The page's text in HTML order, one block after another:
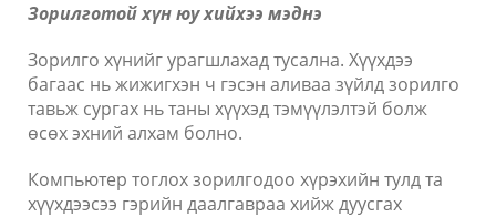
Зорилготой хүн юу хийхээ мэднэ
Зорилго хүнийг урагшлахад тусална. Хүүхдээ
багаас нь жижигхэн ч гэсэн аливаа зүйлд зорилго
тавьж сургах нь таны хүүхэд тэмүүлэлтэй болж
өсөх эхний алхам болно.
Компьютер тоглох зорилгодоо хүрэхийн тулд та
хүүхдээсээ гэрийн даалгавраа хийж дуусгах